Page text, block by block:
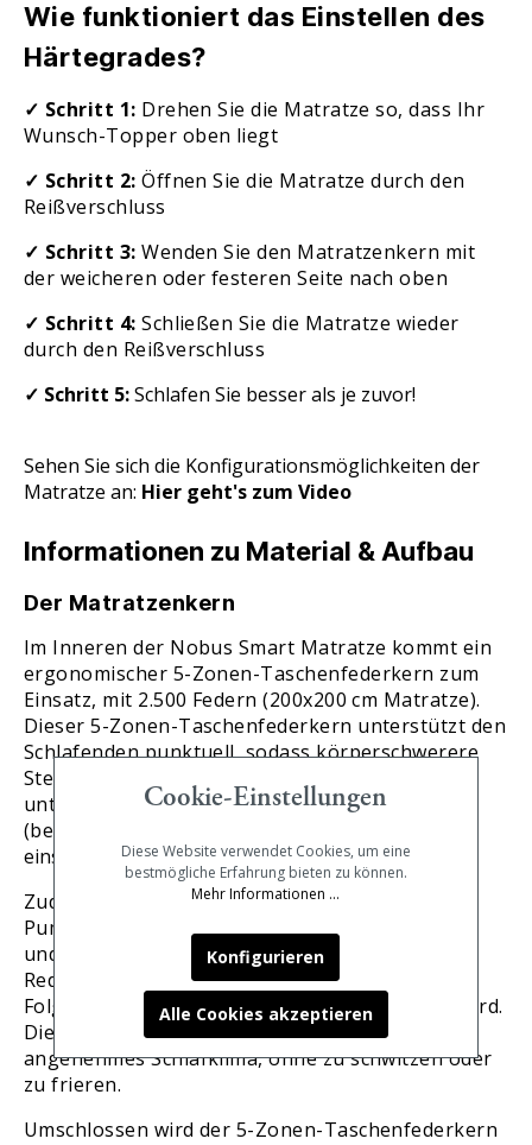
Wie funktioniert das Einstellen des
Härtegrades?
✓ Schritt 1: Drehen Sie die Matratze so, dass Ihr
Wunsch-Topper oben liegt
✓ Schritt 2: Öffnen Sie die Matratze durch den
Reißverschluss
✓ Schritt 3: Wenden Sie den Matratzenkern mit
der weicheren oder festeren Seite nach oben
✓ Schritt 4:Schließen Sie die Matratze wieder
durch den Reißverschluss
✓ Schritt 5:Schlafen Sie besser als je zuvor!
Sehen Sie sich die Konfigurationsmöglichkeiten der
Matratze an: Hier geht's zum Video
Informationen zu Material & Aufbau
Der Matratzenkern
Im Inneren der Nobus Smart Matratze kommt ein
ergonomischer 5-Zonen-Taschenfederkern zum
Einsatz, mit 2.500 Federn (200x200 cm Matratze).
Dieser 5-Zonen-Taschenfederkern unterstützt den
Schlafenden punktuell, sodass körperschwerere
Stellen (beispielsweise Rumpfbereich) optimal
unterstützt werden und körperleichtere Stellen
(beispielsweise Schulterbereich) angeneh
einsinken können.
Zudem sorgt der Taschenfederkern durch seine
Pumpbewegungen für eine hervorragende Be-
und Entlüftung der Matratze, was zu einer
Reduktion der Feuchtigkeit führt. Dies hat zur
Folge, dass die Milbenausbreitung verhindert wird.
Die erhöhte Luftzirkulation sorgt zudem für ein
angenehmes Schlafklima, ohne zu schwitzen oder
zu frieren.
Umschlossen wird der 5-Zonen-Taschenfederkern
Cookie-Einstellungen
Diese Website verwendet Cookies, um eine
bestmögliche Erfahrung bieten zu können.
Mehr Informationen ...
Konfigurieren
Alle Cookies akzeptieren